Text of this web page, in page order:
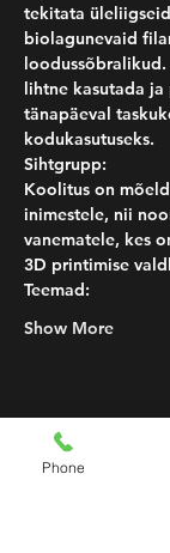
tekitata
biolagunevaid
lihtne kasutada
tänapäeval
kodukasutuseks.
Sihtgrupp:
Koolitus on
inimestele, nii
vanematele, kes
3D printimise
Teemad:
Show More
Share this
Phone